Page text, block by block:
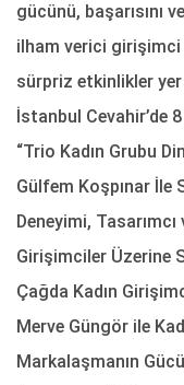
gücünü, başarısını
ilham verici girişimci
sürpriz etkinlikler
İstanbul Cevahir’de
“Trio Kadın Grubu
Gülfem Koşpınar İle
Deneyimi, Tasarımcı
Girişimciler Üzerine
Çağda Kadın
Merve Güngör ile
Markalaşmanın